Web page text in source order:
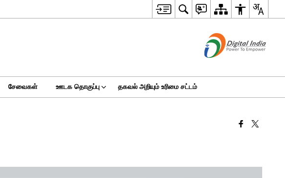
சேவைகள் ஊடக தொகுப்பு தகவல் அறியும் உரிமை சட்டம்